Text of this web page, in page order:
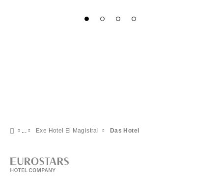
Exe Hotel El Magistral Das Hotel